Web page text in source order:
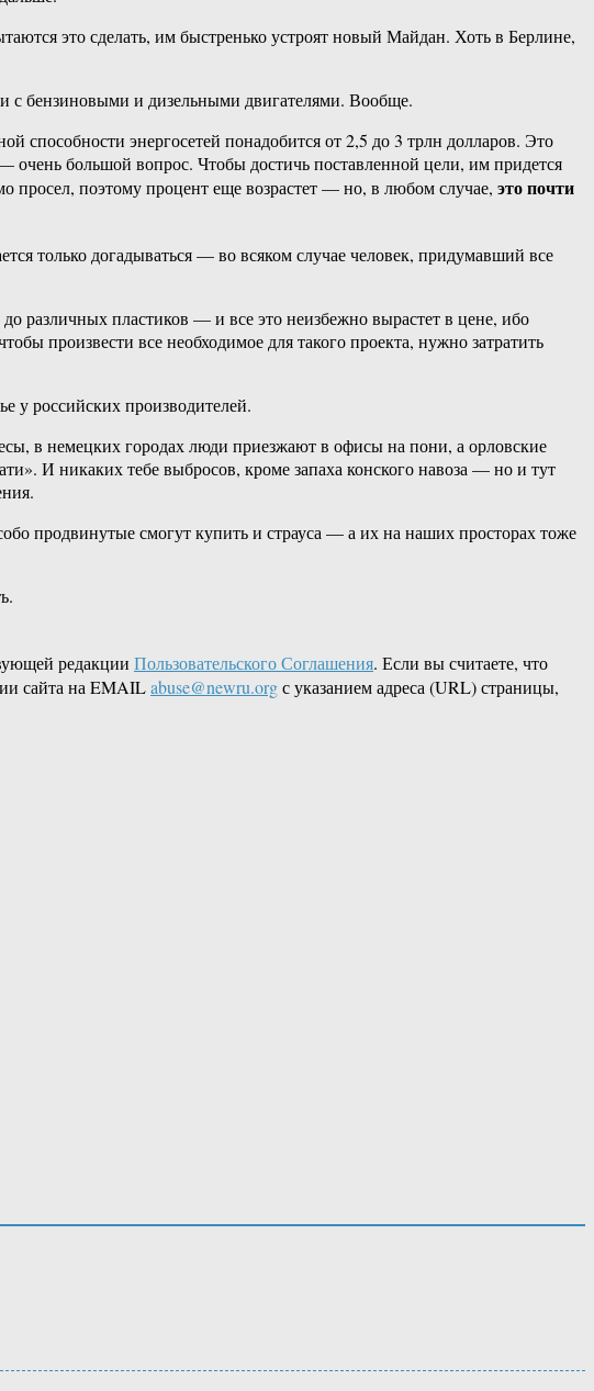
это сделать, им быстренько устроят новый Майдан. Хоть в Берлине,
с бензиновыми и дизельными двигателями. Вообще.
способности энергосетей понадобится от 2,5 до 3 трлн долларов. Это
большой вопрос. Чтобы достичь поставленной цели, им придется
поэтому процент еще возрастет — но, в любом случае, это почти
только догадываться — во всяком случае человек, придумавший все
различных пластиков — и все это неизбежно вырастет в цене, ибо
произвести все необходимое для такого проекта, нужно затратить
у российских производителей.
в немецких городах люди приезжают в офисы на пони, а орловские
И никаких тебе выбросов, кроме запаха конского навоза — но и тут
продвинутые смогут купить и страуса — а их на наших просторах тоже
редакции Пользовательского Соглашения. Если вы считаете, что
сайта на EMAILabuse@newru.orgс указанием адреса (URL) страницы,